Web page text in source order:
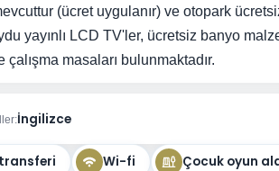
(ücret uygulanır) ve otopark
yayınlı LCD TV'ler, ücretsiz banyo
masaları bulunmaktadır.
İngilizce
Wi-fi Çocuk oyun